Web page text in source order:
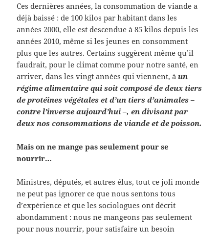
Ces dernières années, la consommation de viande a
déjà baissé : de 100 kilos par habitant dans les
années 2000, elle est descendue à 85 kilos depuis les
années 2010, même si les jeunes en consomment
plus que les autres. Certains suggèrent même qu’il
faudrait, pour le climat comme pour notre santé, en
arriver, dans les vingt années qui viennent, à un
régime alimentaire qui soit composé de deux tiers
de protéines végétales et d’un tiers d’animales –
contre l’inverse aujourd’hui –, en divisant par
deux nos consommations de viande et de poisson.
Mais on ne mange pas seulement pour se
nourrir…
Ministres, députés, et autres élus, tout ce joli monde
ne peut pas ignorer ce que nous sentons tous
d’expérience et que les sociologues ont décrit
abondamment : nous ne mangeons pas seulement
pour nous nourrir, pour satisfaire un besoin